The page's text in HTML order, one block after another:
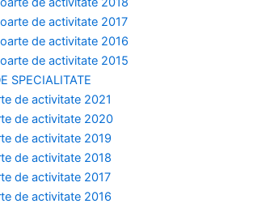
de activitate 2017
de activitate 2016
de activitate 2015
SPECIALITATE
de activitate 2021
de activitate 2020
de activitate 2019
de activitate 2018
de activitate 2017
de activitate 2016